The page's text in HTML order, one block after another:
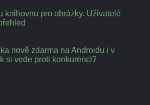
knihovnu pro obrázky. Uživatelé
nově zdarma na Androidu i v
si vede proti konkurenci?